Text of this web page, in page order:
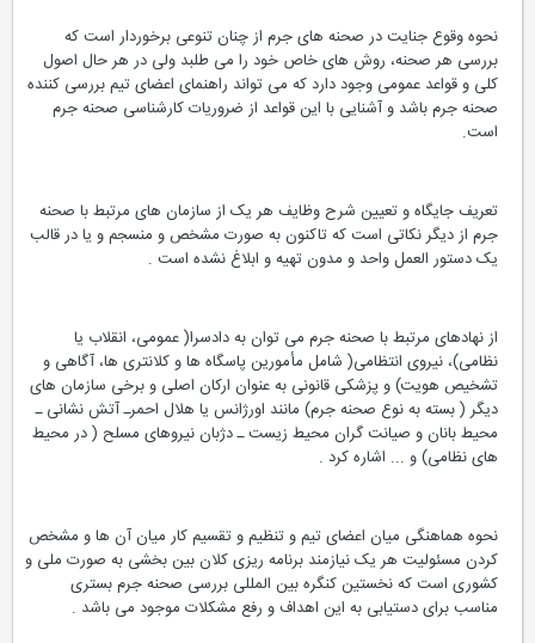
نحوه وقوع جنایت در صحنه های جرم از چنان تنوعی برخوردار است که
بررسی هر صحنه، روش های خاص خود را می طلبد ولی در هر حال اصول
کلی و قواعد عمومی وجود دارد که می تواند راهنمای اعضای تیم بررسی کننده
صحنه جرم باشد و آشنایی با این قواعد از ضروریات کارشناسی صحنه جرم
است.
تعریف جایگاه و تعیین شرح وظایف هر یک از سازمان های مرتبط با صحنه
جرم از دیگر نکاتی است که تاکنون به صورت مشخص و منسجم و یا در قالب
یک دستور العمل واحد و مدون تهیه و ابلاغ نشده است .
از نهادهای مرتبط با صحنه جرم می توان به دادسرا( عمومی، انقلاب یا
نظامی)، نیروی انتظامی( شامل مأمورین پاسگاه ها و کلانتری ها، آگاهی و
تشخیص هویت) و پزشکی قانونی به عنوان ارکان اصلی و برخی سازمان های
دیگر ( بسته به نوع صحنه جرم) مانند اورژانس یا هلال احمرـ آتش نشانی ـ
محیط بانان و صیانت گران محیط زیست ـ دژبان نیروهای مسلح ( در محیط
های نظامی) و ... اشاره کرد .
نحوه هماهنگی میان اعضای تیم و تنظیم و تقسیم کار میان آن ها و مشخص
کردن مسئولیت هر یک نیازمند برنامه ریزی کلان بین بخشی به صورت ملی و
کشوری است که نخستین کنگره بین المللی بررسی صحنه جرم بستری
مناسب برای دستیابی به این اهداف و رفع مشکلات موجود می باشد .